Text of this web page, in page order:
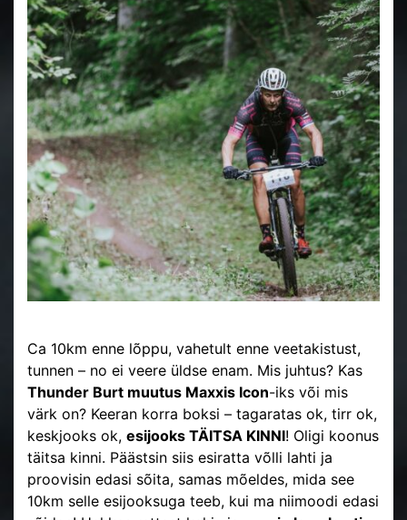
Ca 10km enne lõppu, vahetult enne veetakistust,
tunnen – no ei veere üldse enam. Mis juhtus? Kas
Thunder Burt muutus Maxxis Icon-iks või mis
värk on? Keeran korra boksi – tagaratas ok, tirr ok,
keskjooks ok, esijooks TÄITSA KINNI! Oligi koonus
täitsa kinni. Päästsin siis esiratta võlli lahti ja
proovisin edasi sõita, samas mõeldes, mida see
10km selle esijooksuga teeb, kui ma niimoodi edasi